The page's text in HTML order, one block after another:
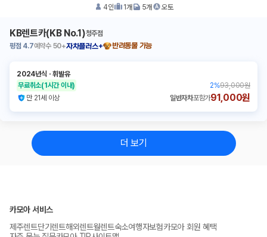
4인 1개 5개 오토
KB렌트카(KB No.1)청주점
평점 4.7예약수 50+자차플러스+ 반려동물 가능
2024년식 ㆍ휘발유
무료취소(1시간 이내) 2%93,000원
만 21세 이상
일반자차포함가91,000원
더 보기
카모아 서비스
제주렌트단기렌트해외렌트월렌트숙소여행자보험카모아 회원 혜택